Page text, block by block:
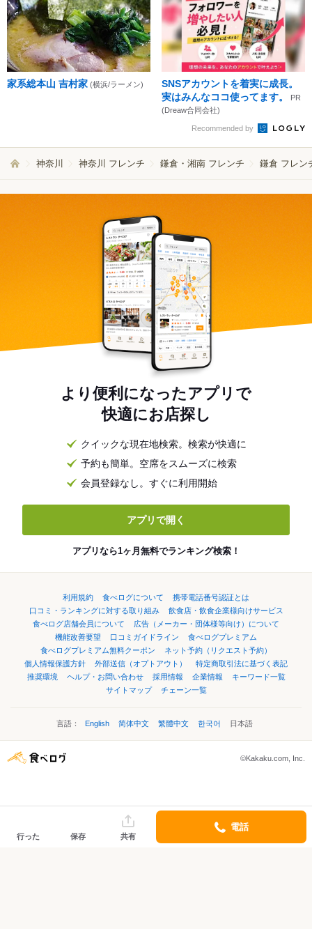
家系総本山 吉村家 (横浜/ラーメン)
SNSアカウントを着実に成長。
実はみんなココ使ってます。
PR
(Dreaw合同会社)
Recommended by
神奈川 神奈川 フレンチ 鎌倉・湘南 フレンチ 鎌倉 フレン
より便利になったアプリで
快適にお店探し
クイックな現在地検索。検索が快適に
予約も簡単。空席をスムーズに検索
会員登録なし。すぐに利用開始
アプリで開く
アプリなら1ヶ月無料でランキング検索！
利用規約 食べログについて
携帯電話番号認証とは
口コミ・ランキングに対する取り組み
飲食店・飲食企業様向けサービス
食べログ店舗会員について
広告（メーカー・団体様等向け）について
機能改善要望
口コミガイドライン
食べログプレミアム
食べログプレミアム無料クーポン
ネット予約（リクエスト予約）
個人情報保護方針
外部送信（オプトアウト）
特定商取引法に基づく表記
推奨環境
ヘルプ・お問い合わせ 採用情報 企業情報
キーワード一覧
サイトマップ
チェーン一覧
言語： English 简体中文 繁體中文 한국어 日本語
©Kakaku.com, Inc.
行った 保存 共有
電話